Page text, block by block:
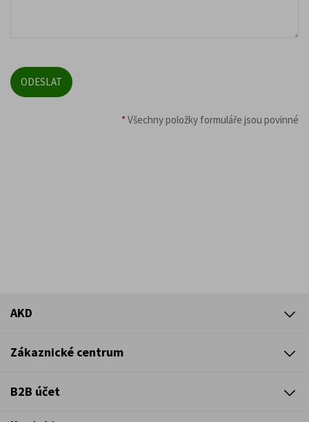
*Všechny položky formuláře jsou povinné
AKD
Zákaznické centrum
B2B účet